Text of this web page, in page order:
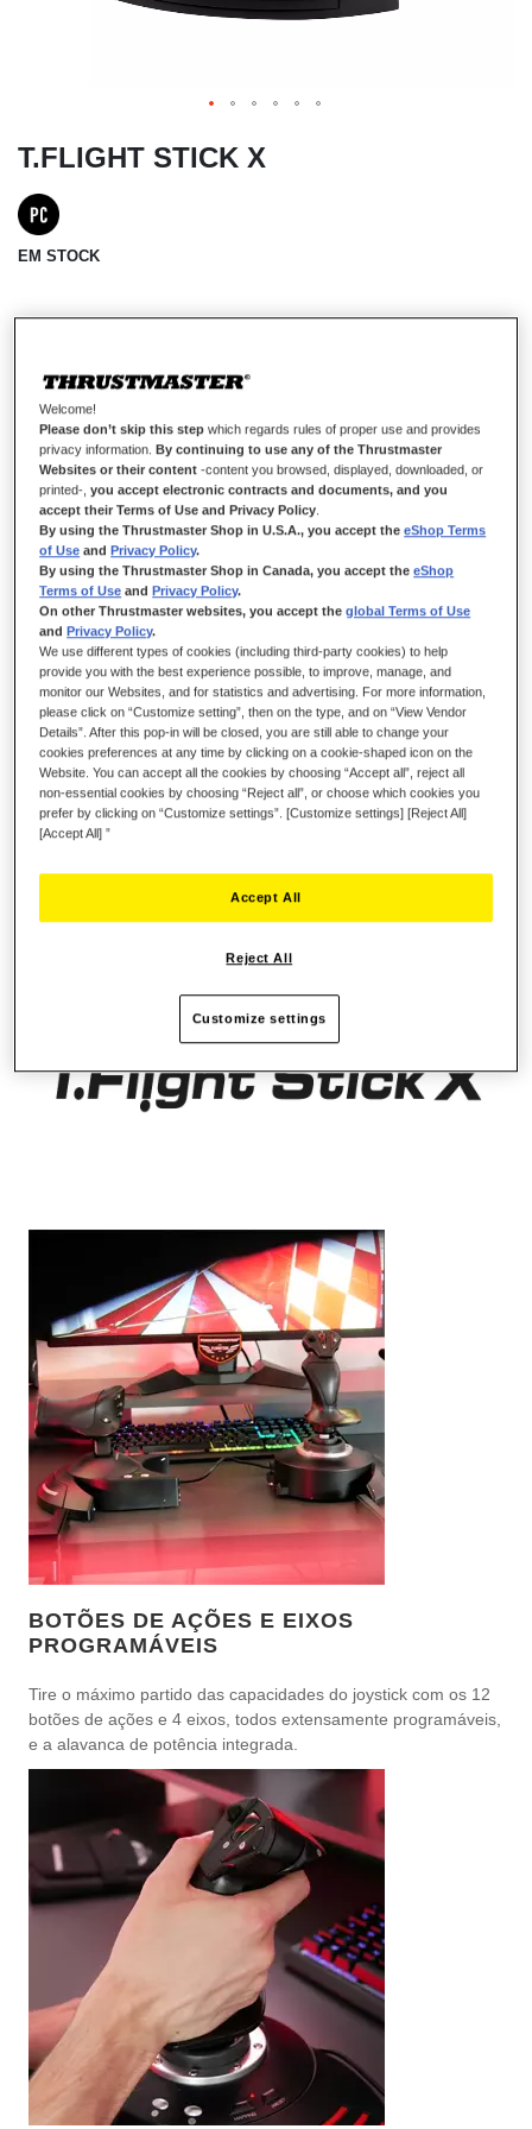
T.FLIGHT STICK X
EM STOCK
O T.Flight Stick X é um joystick preciso, estável e ultracompleto
para os pilotos em ascensão que querem melhorar as suas
capacidades de simulação de voo virtual. O joystick Plug & Play é
100% compatível com todos os jogos de simulação de voo para o
PC e possui um design ergonómico exclusivo que lhe permite
adaptar-se a qualquer tipo de jogo: combates aéreos, voos civis
ou comerciais, aventuras especiais, etc.
49,99 €
ADICIONAR AO CARRINHO
Seja o primeiro a avaliar este produto
BOTÕES DE AÇÕES E EIXOS
PROGRAMÁVEIS
Tire o máximo partido das capacidades do joystick com os 12
botões de ações e 4 eixos, todos extensamente programáveis,
e a alavanca de potência integrada.
Welcome!
Please don’t skip this step which regards rules of proper use and provides
privacy information. By continuing to use any of the Thrustmaster
Websites or their content -content you browsed, displayed, downloaded, or
printed-,you accept electronic contracts and documents, and you
accept their Terms of Use and Privacy Policy.
By using the Thrustmaster Shop in U.S.A., you accept theeShop Terms
of Use and Privacy Policy.
By using the Thrustmaster Shop in Canada, you accept theeShop
Terms of Use and Privacy Policy.
On other Thrustmaster websites, you accept theglobal Terms of Use
and Privacy Policy.
We use different types of cookies (including third-party cookies) to help
provide you with the best experience possible, to improve, manage, and
monitor our Websites, and for statistics and advertising. For more information,
please click on “Customize setting”, then on the type, and on “View Vendor
Details”. After this pop-in will be closed, you are still able to change your
cookies preferences at any time by clicking on a cookie-shaped icon on the
Website. You can accept all the cookies by choosing “Accept all”, reject all
non-essential cookies by choosing “Reject all”, or choose which cookies you
prefer by clicking on “Customize settings”. [Customize settings] [Reject All]
[Accept All] ”
Reject All
Accept All
Customize settings